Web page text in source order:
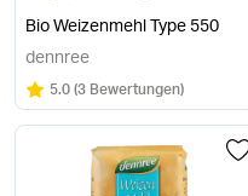
Bio Weizenmehl Type 550
dennree
Bewertung:
5.0/5
(3 Bewertungen)